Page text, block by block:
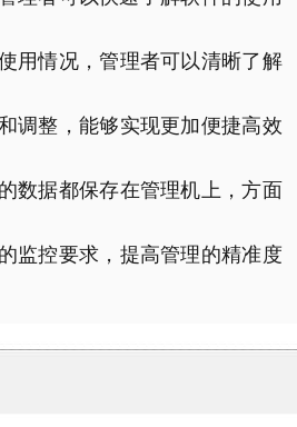
用情况，管理者可以清晰了解
调整，能够实现更加便捷高效
数据都保存在管理机上，方面
监控要求，提高管理的精准度